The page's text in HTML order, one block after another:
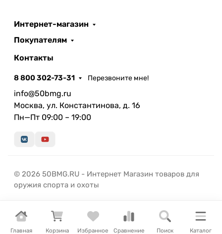
Главная Корзина Избранное Сравнение Поиск Каталог
Интернет-магазин
Покупателям
Контакты
8 800 302-73-31 Перезвоните мне!
info@50bmg.ru
Москва, ул. Константинова, д. 16
Пн—Пт 09:00 – 19:00
© 2026 50BMG.RU - Интернет Магазин товаров для
оружия спорта и охоты